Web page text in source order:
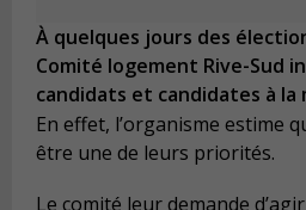
À quelques jours des
Comité logement Rive-Sud
candidats et candidates à la
En effet, l’organisme estime
être une de leurs priorités.
Le comité leur demande